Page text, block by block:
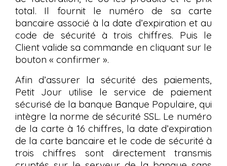
total. Il fournit le numéro de sa carte
bancaire associé à la date d’expiration et au
code de sécurité à trois chiffres. Puis le
Client valide sa commande en cliquant sur le
bouton « confirmer ».
Afin d’assurer la sécurité des paiements,
Petit Jour utilise le service de paiement
sécurisé de la banque Banque Populaire, qui
intègre la norme de sécurité SSL. Le numéro
de la carte à 16 chiffres, la date d’expiration
de la carte bancaire et le code de sécurité à
trois chiffres sont directement transmis